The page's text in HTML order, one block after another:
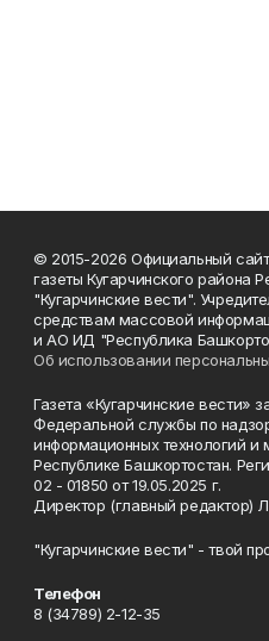
© 2015-2026 Официальный
газеты Кугарчинского района
"Кугарчинские вести".
средствам массовой
и АО ИД "Республика
Об использовании
Газета «Кугарчинские вести»
Федеральной службы по
информационных технологий
Республике Башкортостан.
02 - 01850 от 19.05.2025 г.
Директор (главный редактор)
"Кугарчинские вести" - твой
Телефон
8 (34789) 2-12-35